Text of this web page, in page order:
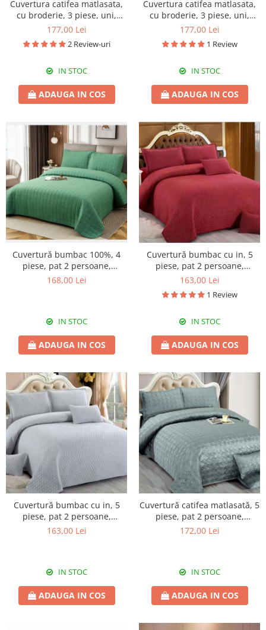
Cuvertura catifea matlasata,
cu broderie, 3 piese, uni,
220X240 cm CC75
177,00 Lei
2 Review-uri
IN STOC
ADAUGA IN COS
Cuvertura catifea matlasata,
cu broderie, 3 piese, uni,
220X240 cm CC78
177,00 Lei
1 Review
IN STOC
ADAUGA IN COS
Cuvertură bumbac 100%, 4
piese, pat 2 persoane,
230x240 cm, EY03
168,00 Lei
IN STOC
ADAUGA IN COS
Cuvertură bumbac cu in, 5
piese, pat 2 persoane,
220x240 cm, CBI05
163,00 Lei
1 Review
IN STOC
ADAUGA IN COS
Cuvertură bumbac cu in, 5
piese, pat 2 persoane,
220x240 cm, CBI07
163,00 Lei
IN STOC
ADAUGA IN COS
Cuvertură catifea matlasată, 5
piese, pat 2 persoane,
220x240 cm, CC14
172,00 Lei
IN STOC
ADAUGA IN COS